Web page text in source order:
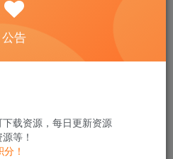
Software Studio）是一款免
件，适用于 Windows、
提供了丰富的功能和用户友好
编辑高质量的视频内容。OBS
教学视频制作、会议录制和内
公告
载资源，每日更新资源
等！
！